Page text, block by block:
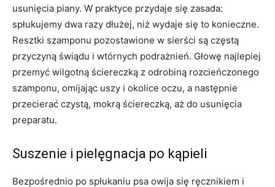
usunięcia piany. W praktyce przydaje się zasada:
spłukujemy dwa razy dłużej, niż wydaje się to konieczne.
Resztki szamponu pozostawione w sierści są częstą
przyczyną świądu i wtórnych podrażnień. Głowę najlepiej
przemyć wilgotną ściereczką z odrobiną rozcieńczonego
szamponu, omijając uszy i okolice oczu, a następnie
przecierać czystą, mokrą ściereczką, aż do usunięcia
preparatu.
Suszenie i pielęgnacja po kąpieli
Bezpośrednio po spłukaniu psa owija się ręcznikiem i